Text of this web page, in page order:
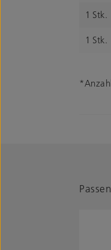
1 Stk.
1 Stk.